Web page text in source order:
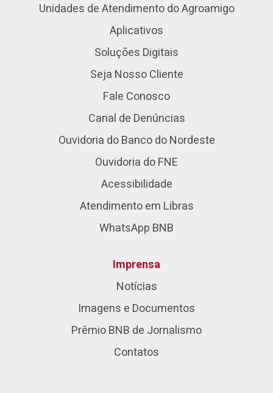
Unidades de Atendimento do Agroamigo
Aplicativos
Soluções Digitais
Seja Nosso Cliente
Fale Conosco
Canal de Denúncias
Ouvidoria do Banco do Nordeste
Ouvidoria do FNE
Acessibilidade
Atendimento em Libras
WhatsApp BNB
Imprensa
Notícias
Imagens e Documentos
Prêmio BNB de Jornalismo
Contatos